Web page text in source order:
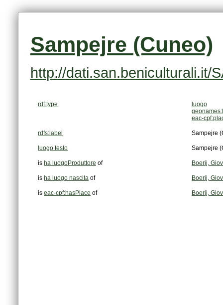
Sampejre (Cuneo)
http://dati.san.beniculturali.it/
rdf:type
luogo
eac-
rdfs:label Sampejre
luogo testo Sampejre
is ha luogoProduttore of Boerij,
is ha luogo nascita of Boerij,
is eac-cpf:hasPlace of Boerij,